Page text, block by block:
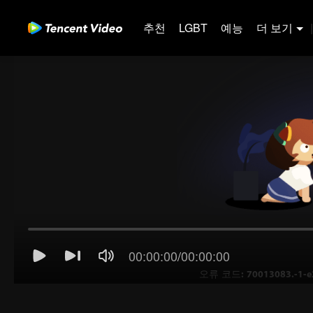
추천 LGBT 예능 더 보기 |